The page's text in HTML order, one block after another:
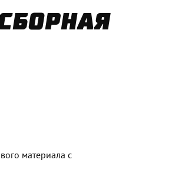
материала с